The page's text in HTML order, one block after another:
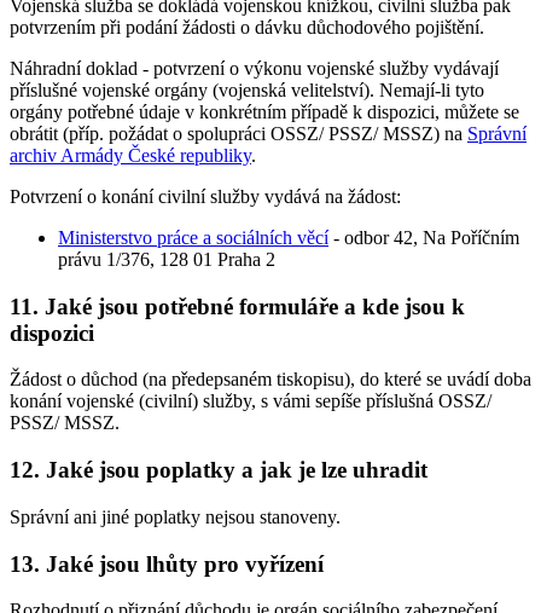
Vojenská služba se dokládá vojenskou knížkou, civilní služba pak
potvrzením při podání žádosti o dávku důchodového pojištění.
Náhradní doklad - potvrzení o výkonu vojenské služby vydávají
příslušné vojenské orgány (vojenská velitelství). Nemají-li tyto
orgány potřebné údaje v konkrétním případě k dispozici, můžete se
obrátit (příp. požádat o spolupráci OSSZ/ PSSZ/ MSSZ) na Správní
archiv Armády České republiky.
Potvrzení o konání civilní služby vydává na žádost:
Ministerstvo práce a sociálních věcí- odbor 42, Na Poříčním
právu 1/376, 128 01 Praha 2
11. Jaké jsou potřebné formuláře a kde jsou k
dispozici
Žádost o důchod (na předepsaném tiskopisu), do které se uvádí doba
konání vojenské (civilní) služby, s vámi sepíše příslušná OSSZ/
PSSZ/ MSSZ.
12. Jaké jsou poplatky a jak je lze uhradit
Správní ani jiné poplatky nejsou stanoveny.
13. Jaké jsou lhůty pro vyřízení